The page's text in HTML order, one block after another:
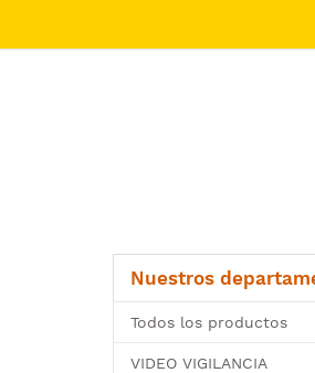
Nuestros
Todos los productos
VIDEO VIGILANCIA